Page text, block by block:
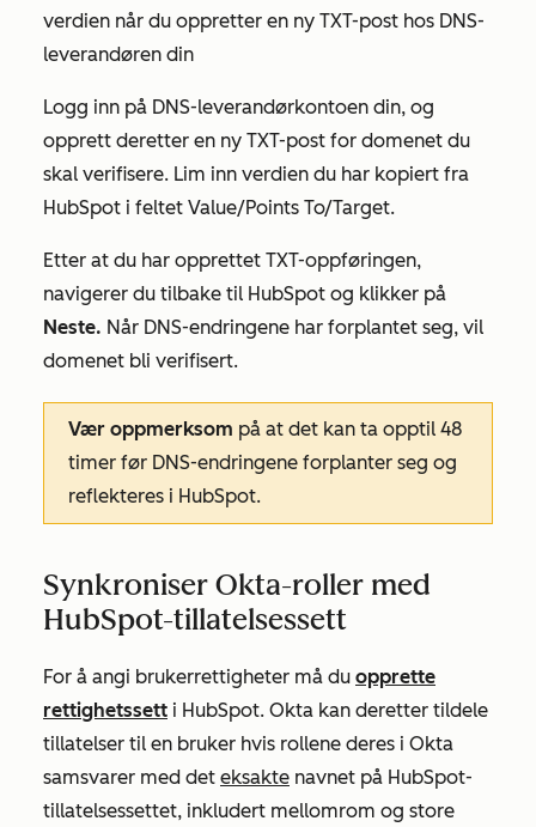
verdien når du oppretter en ny TXT-post hos DNS-
leverandøren din
Logg inn på DNS-leverandørkontoen din, og
opprett deretter en ny TXT-post for domenet du
skal verifisere. Lim inn verdien du har kopiert fra
HubSpot i feltet Value/Points To/Target.
Etter at du har opprettet TXT-oppføringen,
navigerer du tilbake til HubSpot og klikker på
Neste. Når DNS-endringene har forplantet seg, vil
domenet bli verifisert.
Vær oppmerksom på at det kan ta opptil 48
timer før DNS-endringene forplanter seg og
reflekteres i HubSpot.
Synkroniser Okta-roller med
HubSpot-tillatelsessett
For å angi brukerrettigheter må du opprette
rettighetssett i HubSpot. Okta kan deretter tildele
tillatelser til en bruker hvis rollene deres i Okta
samsvarer med det eksakte navnet på HubSpot-
tillatelsessettet, inkludert mellomrom og store